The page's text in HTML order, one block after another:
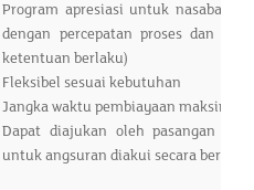
Program apresiasi untuk nasabah
dengan percepatan proses dan
ketentuan berlaku)
Fleksibel sesuai kebutuhan
Jangka waktu pembiayaan maksimal
Dapat diajukan oleh pasangan
untuk angsuran diakui secara